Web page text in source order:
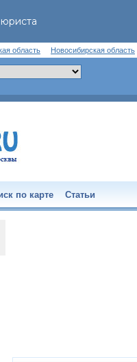
область Новосибирская область
по карте Статьи